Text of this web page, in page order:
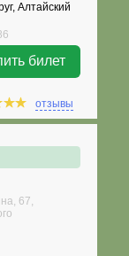
Алтайский
билет
отзывы
67,